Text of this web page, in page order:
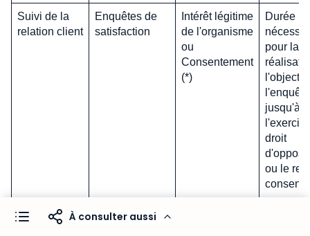
Suivi de la
relation client
Enquêtes de
satisfaction
Intérêt légitime
de l'organisme
ou
Consentement
(*)
Durée
pour la
l'objectif
jusqu'à
droit
ou le
Gestion des
À consulter aussi